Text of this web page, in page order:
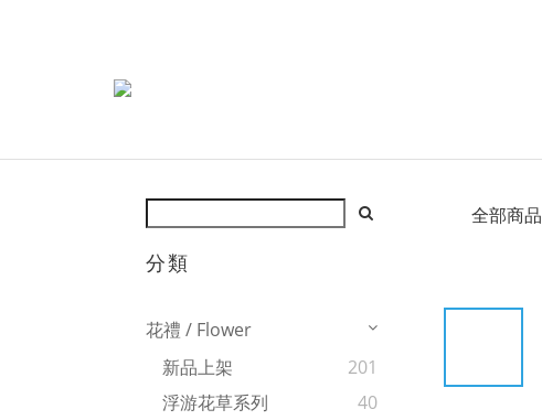
分類
花禮 / Flower
新品上架
201
浮游花草系列
40
全部商品